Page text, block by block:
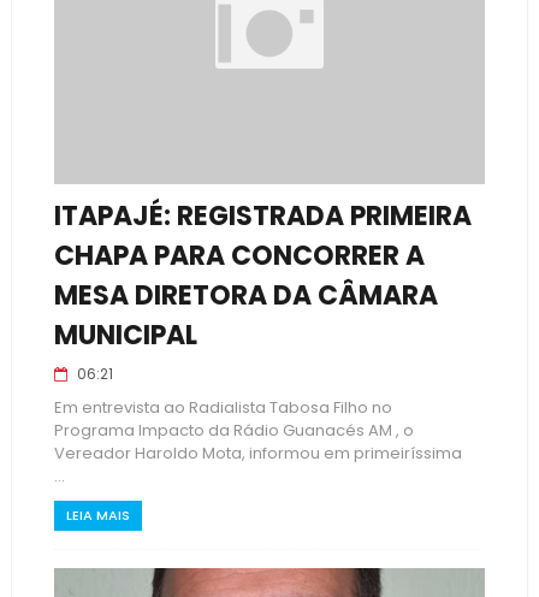
ITAPAJÉ: REGISTRADA PRIMEIRA
CHAPA PARA CONCORRER A
MESA DIRETORA DA CÂMARA
MUNICIPAL
06:21
Em entrevista ao Radialista Tabosa Filho no
Programa Impacto da Rádio Guanacés AM , o
Vereador Haroldo Mota, informou em primeiríssima
...
LEIA MAIS